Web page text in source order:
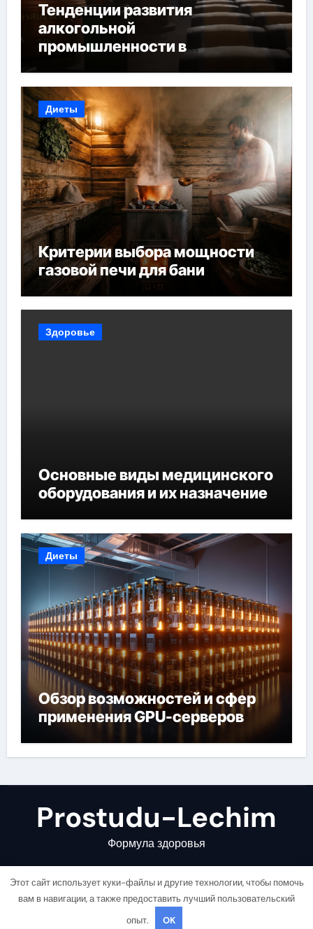
Тенденции развития
алкогольной
промышленности в
Диеты
Критерии выбора мощности
газовой печи для бани
Здоровье
Основные виды медицинского
оборудования и их назначение
Диеты
Обзор возможностей и сфер
применения GPU-серверов
Prostudu-Lechim
Формула здоровья
Copyright © All rights reserved |
Этот сайт использует куки-файлы и другие технологии, чтобы помочь
вам в навигации, а также предоставить лучший пользовательский
опыт.
OK